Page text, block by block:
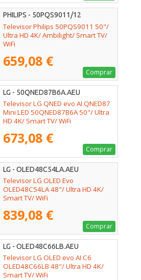
PHILIPS - 50PQS9011/12
Televisor Philips 50PQS9011 50"/
Ultra HD 4K/ Ambilight/ Smart TV/
WiFi
659,08 €
Comprar
LG - 50QNED87B6A.AEU
Televisor LG QNED evo AI QNED87
Mini LED 50QNED87B6A 50"/ Ultra
HD 4K/ Smart TV/ WiFi
673,08 €
Comprar
LG - OLED48C54LA.AEU
Televisor LG OLED Evo
OLED48C54LA 48"/ Ultra HD 4K/
Smart TV/ WiFi
839,08 €
Comprar
LG - OLED48C66LB.AEU
Televisor LG OLED evo AI C6
OLED48C66LB 48"/ Ultra HD 4K/
Smart TV/ WiFi